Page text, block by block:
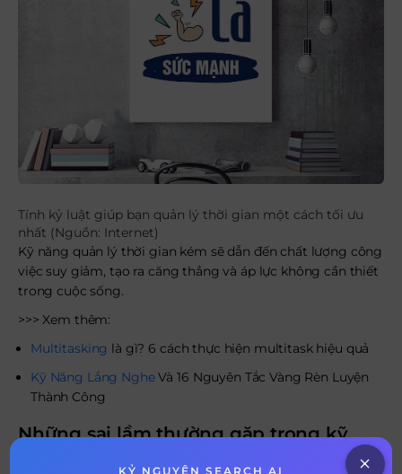
Tính kỷ luật giúp bạn quản lý thời gian một cách tối ưu
nhất (Nguồn: Internet)
Kỹ năng quản lý thời gian kém sẽ dẫn đến chất lượng công
việc suy giảm, tạo ra căng thẳng và áp lực không cần thiết
trong cuộc sống.
>>> Xem thêm:
Multitasking là gì? 6 cách thực hiện multitask hiệu quả
Kỹ Năng Lắng NgheVà 16 Nguyên Tắc Vàng Rèn Luyện
Thành Công
Những sai lầm thường gặp trong kỹ
năng quản lý thời gian
KỶ NGUYÊN SEARCH AI